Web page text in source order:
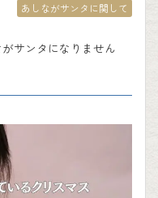
サンタになりません
あしながサンタに関して